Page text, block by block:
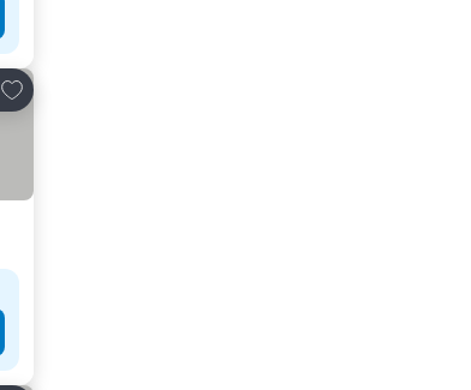
Añadir a favoritos